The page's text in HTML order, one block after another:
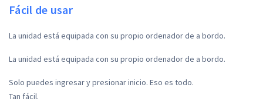
Fácil de usar
La unidad está equipada con su propio ordenador de a bordo.
La unidad está equipada con su propio ordenador de a bordo.
Solo puedes ingresar y presionar inicio. Eso es todo.
Tan fácil.